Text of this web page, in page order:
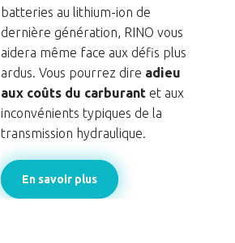
batteries au lithium-ion de
dernière génération, RINO vous
aidera même face aux défis plus
ardus. Vous pourrez dire adieu
aux coûts du carburant et aux
inconvénients typiques de la
transmission hydraulique.
En savoir plus